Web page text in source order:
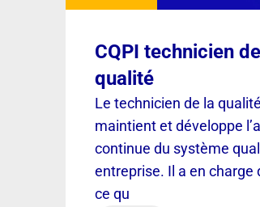
CQPI technicien
qualité
Le technicien de la
maintient et développe
continue du système
entreprise. Il a en charge
ce qu